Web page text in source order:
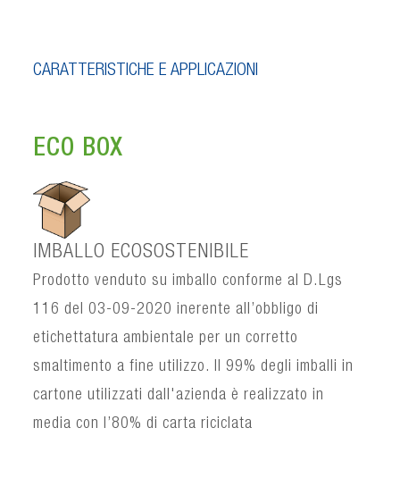
CARATTERISTICHE E APPLICAZIONI
ECO BOX
IMBALLO ECOSOSTENIBILE
Prodotto venduto su imballo conforme al D.Lgs
116 del 03-09-2020 inerente all’obbligo di
etichettatura ambientale per un corretto
smaltimento a fine utilizzo. Il 99% degli imballi in
cartone utilizzati dall'azienda è realizzato in
media con l’80% di carta riciclata